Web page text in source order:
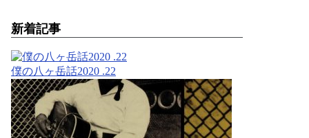
新着記事
僕の八ヶ岳話2020 .22